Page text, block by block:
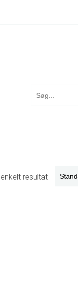
resultat